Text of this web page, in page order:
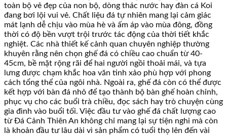
toàn bộ vẻ đẹp của non bộ, dòng thác nước hay đàn cá Koi
đang bơi lội vui vẻ. Chất liệu đá tự nhiên mang lại cảm giác
mát lạnh dễ chịu vào mùa hè và ấm áp vào mùa đông, đồng
thời có độ bền vượt trội trước tác động của thời tiết khắc
nghiệt. Các nhà thiết kế cảnh quan chuyên nghiệp thường
khuyên rằng nên chọn ghế đá có chiều cao chuẩn từ 40-
45cm, bề mặt rộng rãi để hai người ngồi thoải mái, và tựa
lưng được chạm khắc hoa văn tinh xảo phù hợp với phong
cách tổng thể của ngôi nhà. Ngoài ra, ghế đá còn có thể được
kết hợp với bàn đá nhỏ để tạo thành bộ bàn ghế hoàn chỉnh,
phục vụ cho các buổi trà chiều, đọc sách hay trò chuyện cùng
gia đình vào buổi tối. Việc đầu tư vào ghế đá chất lượng cao
từ Đá Cảnh Thiên An không chỉ mang lại sự tiện nghi mà còn
là khoản đầu tư lâu dài vì sản phẩm có tuổi thọ lên đến vài